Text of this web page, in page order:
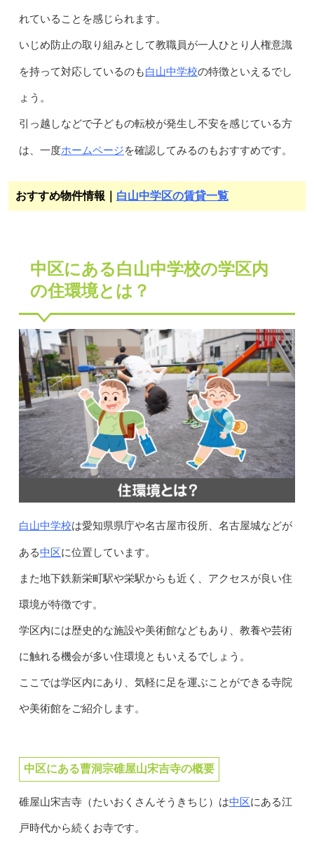
れていることを感じられます。
いじめ防止の取り組みとして教職員が一人ひとり人権意識
を持って対応しているのも白山中学校の特徴といえるでし
ょう。
引っ越しなどで子どもの転校が発生し不安を感じている方
は、一度ホームページを確認してみるのもおすすめです。
おすすめ物件情報｜ 白山中学区の賃貸一覧
中区にある白山中学校の学区内
の住環境とは？
白山中学校は愛知県県庁や名古屋市役所、名古屋城などが
ある中区に位置しています。
また地下鉄新栄町駅や栄駅からも近く、アクセスが良い住
環境が特徴です。
学区内には歴史的な施設や美術館などもあり、教養や芸術
に触れる機会が多い住環境ともいえるでしょう。
ここでは学区内にあり、気軽に足を運ぶことができる寺院
や美術館をご紹介します。
中区にある曹洞宗碓屋山宋吉寺の概要
碓屋山宋吉寺（たいおくさんそうきちじ）は中区にある江
戸時代から続くお寺です。